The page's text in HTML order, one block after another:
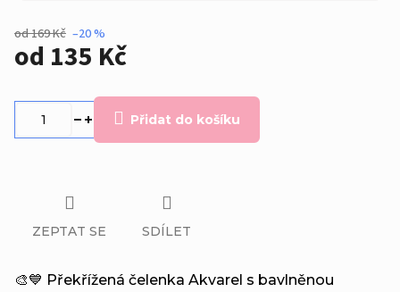
od 169 Kč –20 %
od 135 Kč
Přidat do košíku
🎨💙 Překřížená čelenka Akvarel s bavlněnou
ZEPTAT SE SDÍLET